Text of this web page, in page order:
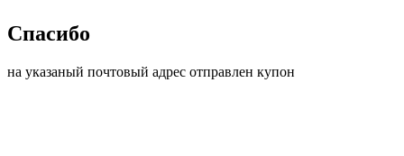
Спасибо
на указаный почтовый адрес отправлен купон